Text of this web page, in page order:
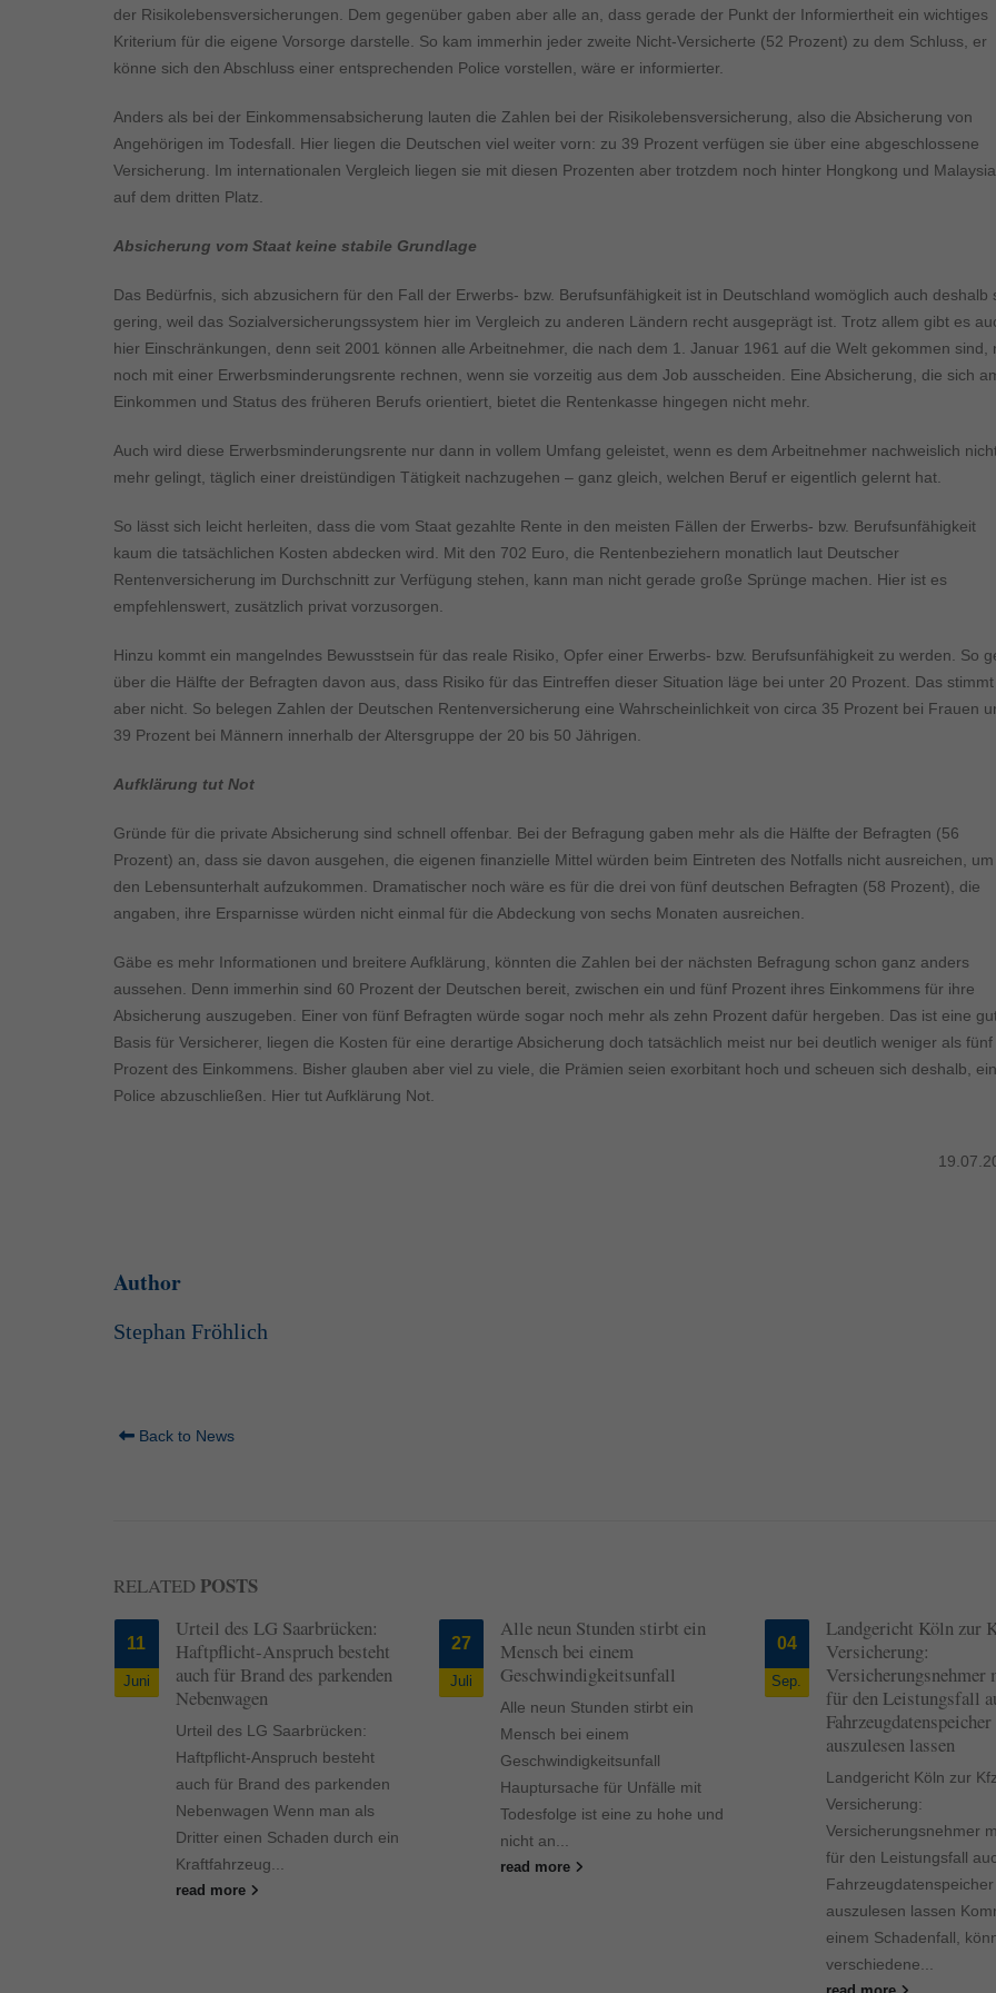
der Risikolebensversicherungen. Dem gegenüber gaben aber alle an, dass gerade der Punkt der Informiertheit ein wichtiges
Kriterium für die eigene Vorsorge darstelle. So kam immerhin jeder zweite Nicht-Versicherte (52 Prozent) zu dem Schluss, er
könne sich den Abschluss einer entsprechenden Police vorstellen, wäre er informierter.
Anders als bei der Einkommensabsicherung lauten die Zahlen bei der Risikolebensversicherung, also die Absicherung von
Angehörigen im Todesfall. Hier liegen die Deutschen viel weiter vorn: zu 39 Prozent verfügen sie über eine abgeschlossene
Versicherung. Im internationalen Vergleich liegen sie mit diesen Prozenten aber trotzdem noch hinter Hongkong und Malaysia
auf dem dritten Platz.
Absicherung vom Staat keine stabile Grundlage
Das Bedürfnis, sich abzusichern für den Fall der Erwerbs- bzw. Berufsunfähigkeit ist in Deutschland womöglich auch deshalb
gering, weil das Sozialversicherungssystem hier im Vergleich zu anderen Ländern recht ausgeprägt ist. Trotz allem gibt es
hier Einschränkungen, denn seit 2001 können alle Arbeitnehmer, die nach dem 1. Januar 1961 auf die Welt gekommen sind,
noch mit einer Erwerbsminderungsrente rechnen, wenn sie vorzeitig aus dem Job ausscheiden. Eine Absicherung, die sich
Einkommen und Status des früheren Berufs orientiert, bietet die Rentenkasse hingegen nicht mehr.
Auch wird diese Erwerbsminderungsrente nur dann in vollem Umfang geleistet, wenn es dem Arbeitnehmer nachweislich
mehr gelingt, täglich einer dreistündigen Tätigkeit nachzugehen – ganz gleich, welchen Beruf er eigentlich gelernt hat.
So lässt sich leicht herleiten, dass die vom Staat gezahlte Rente in den meisten Fällen der Erwerbs- bzw. Berufsunfähigkeit
kaum die tatsächlichen Kosten abdecken wird. Mit den 702 Euro, die Rentenbeziehern monatlich laut Deutscher
Rentenversicherung im Durchschnitt zur Verfügung stehen, kann man nicht gerade große Sprünge machen. Hier ist es
empfehlenswert, zusätzlich privat vorzusorgen.
Hinzu kommt ein mangelndes Bewusstsein für das reale Risiko, Opfer einer Erwerbs- bzw. Berufsunfähigkeit zu werden. So
über die Hälfte der Befragten davon aus, dass Risiko für das Eintreffen dieser Situation läge bei unter 20 Prozent. Das stimmt
aber nicht. So belegen Zahlen der Deutschen Rentenversicherung eine Wahrscheinlichkeit von circa 35 Prozent bei Frauen
39 Prozent bei Männern innerhalb der Altersgruppe der 20 bis 50 Jährigen.
Aufklärung tut Not
Gründe für die private Absicherung sind schnell offenbar. Bei der Befragung gaben mehr als die Hälfte der Befragten (56
Prozent) an, dass sie davon ausgehen, die eigenen finanzielle Mittel würden beim Eintreten des Notfalls nicht ausreichen,
den Lebensunterhalt aufzukommen. Dramatischer noch wäre es für die drei von fünf deutschen Befragten (58 Prozent), die
angaben, ihre Ersparnisse würden nicht einmal für die Abdeckung von sechs Monaten ausreichen.
Gäbe es mehr Informationen und breitere Aufklärung, könnten die Zahlen bei der nächsten Befragung schon ganz anders
aussehen. Denn immerhin sind 60 Prozent der Deutschen bereit, zwischen ein und fünf Prozent ihres Einkommens für ihre
Absicherung auszugeben. Einer von fünf Befragten würde sogar noch mehr als zehn Prozent dafür hergeben. Das ist eine
Basis für Versicherer, liegen die Kosten für eine derartige Absicherung doch tatsächlich meist nur bei deutlich weniger als fünf
Prozent des Einkommens. Bisher glauben aber viel zu viele, die Prämien seien exorbitant hoch und scheuen sich deshalb,
Police abzuschließen. Hier tut Aufklärung Not.
Author
Stephan Fröhlich
Back to News
RELATED POSTS
Saarbrücken:
Anspruch besteht
des parkenden
27
Juli
Alle neun Stunden stirbt ein
Mensch bei einem
Geschwindigkeitsunfall
Alle neun Stunden stirbt ein
Mensch bei einem
Geschwindigkeitsunfall
Hauptursache für Unfälle mit
Todesfolge ist eine zu hohe und
nicht an...
read more
Sep.
Landgericht Köln zur Kfz-
Versicherung:
Versicherungsnehmer müssen
für den Leistungsfall auch
Fahrzeugdatenspeicher
auszulesen lassen
Landgericht Köln zur Kfz-
Versicherung:
für den Leistungsfall auch
07
Okt.
stärker
Westen
stärker
Deutschlands
zwischen
read more
akzeptiert werden, bedarf der Zugriff auf diese Inhalte keiner manuellen Einwilligung mehr.
Cookie-Informationen anzeigen